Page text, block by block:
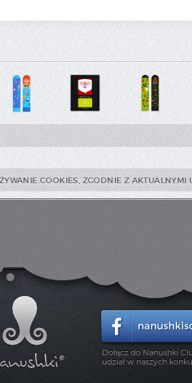
COOKIES, ZGODNIE Z AKTUALNYMI
Dołącz do Nanushki
udział w naszych